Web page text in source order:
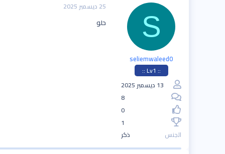
S
seliemwaleed0
:: Lv1 ::
13 ديسمبر 2025
8
0
1
الجنس
ذكر
25 ديسمبر 2025
حلو